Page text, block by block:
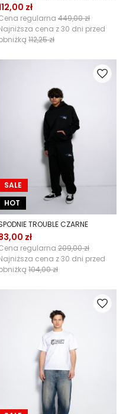
zł
regularna 449,00 zł
cena z 30 dni przed
112,25 zł
SALE
HOT
TROUBLE CZARNE
zł
regularna 209,00 zł
cena z 30 dni przed
104,00 zł